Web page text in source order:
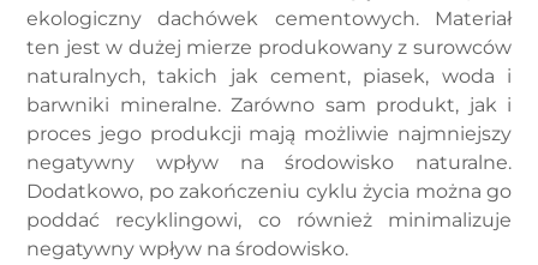
ekologiczny dachówek cementowych. Materiał
ten jest w dużej mierze produkowany z surowców
naturalnych, takich jak cement, piasek, woda i
barwniki mineralne. Zarówno sam produkt, jak i
proces jego produkcji mają możliwie najmniejszy
negatywny wpływ na środowisko naturalne.
Dodatkowo, po zakończeniu cyklu życia można go
poddać recyklingowi, co również minimalizuje
negatywny wpływ na środowisko.